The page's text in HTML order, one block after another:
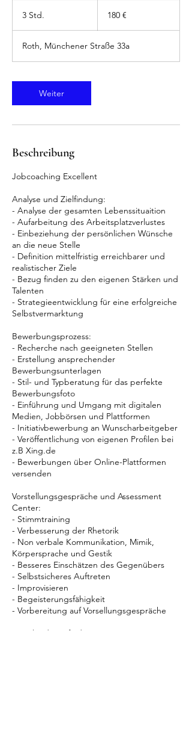
3 Std.
d
.
180 €
Roth, Münchener Straße 33a
Weiter
Beschreibung
Jobcoaching Excellent
Analyse und Zielfindung:
- Analyse der gesamten Lebenssituaition
- Aufarbeitung des Arbeitsplatzverlustes
- Einbeziehung der persönlichen Wünsche
an die neue Stelle
- Definition mittelfristig erreichbarer und
realistischer Ziele
- Bezug finden zu den eigenen Stärken und
Talenten
- Strategieentwicklung für eine erfolgreiche
Selbstvermarktung
Bewerbungsprozess:
- Recherche nach geeigneten Stellen
- Erstellung ansprechender
Bewerbungsunterlagen
- Stil- und Typberatung für das perfekte
Bewerbungsfoto
- Einführung und Umgang mit digitalen
Medien, Jobbörsen und Plattformen
- Initiativbewerbung an Wunscharbeitgeber
- Veröffentlichung von eigenen Profilen bei
z.B Xing.de
- Bewerbungen über Online-Plattformen
versenden
Vorstellungsgespräche und Assessment
Center:
- Stimmtraining
- Verbesserung der Rhetorik
- Non verbale Kommunikation, Mimik,
Körpersprache und Gestik
- Besseres Einschätzen des Gegenübers
- Selbstsicheres Auftreten
- Improvisieren
- Begeisterungsfähigkeit
- Vorbereitung auf Vorsellungsgespräche
Entscheidungsfindung: